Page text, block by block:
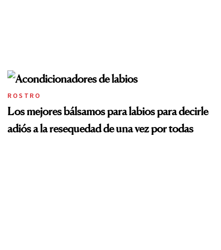
ROSTRO
Los mejores bálsamos para labios para decirle
adiós a la resequedad de una vez por todas